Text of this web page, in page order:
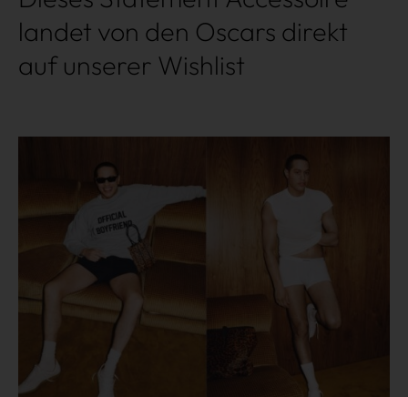
landet von den Oscars direkt
auf unserer Wishlist